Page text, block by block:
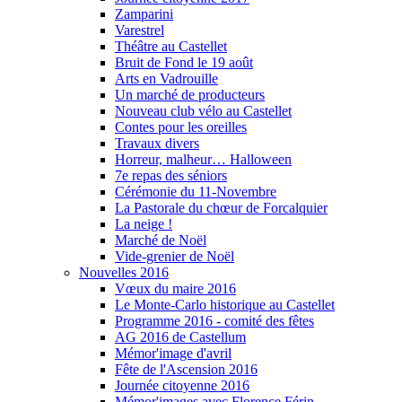
Zamparini
Varestrel
Théâtre au Castellet
Bruit de Fond le 19 août
Arts en Vadrouille
Un marché de producteurs
Nouveau club vélo au Castellet
Contes pour les oreilles
Travaux divers
Horreur, malheur… Halloween
7e repas des séniors
Cérémonie du 11-Novembre
La Pastorale du chœur de Forcalquier
La neige !
Marché de Noël
Vide-grenier de Noël
Nouvelles 2016
Vœux du maire 2016
Le Monte-Carlo historique au Castellet
Programme 2016 - comité des fêtes
AG 2016 de Castellum
Mémor'image d'avril
Fête de l'Ascension 2016
Journée citoyenne 2016